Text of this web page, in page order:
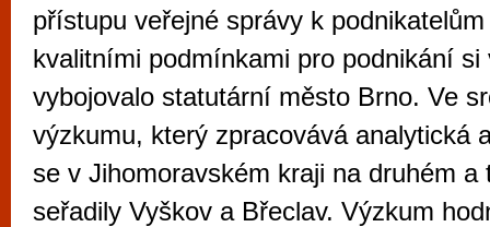
přístupu veřejné správy k
kvalitními podmínkami pro podnikání
vybojovalo statutární město Brno. Ve
výzkumu, který zpracovává analytická
se v Jihomoravském kraji na druhém
seřadily Vyškov a Břeclav. Výzkum
Brno je
zajímavé
restaurace,
Mimo jiné je ale také místem, kde si
vyzkoušet různé kasinové hry. V
metropoli naleznete širokou nabídku her
po moderní automaty jak pro pravidelné
příležitostné hráče. V...